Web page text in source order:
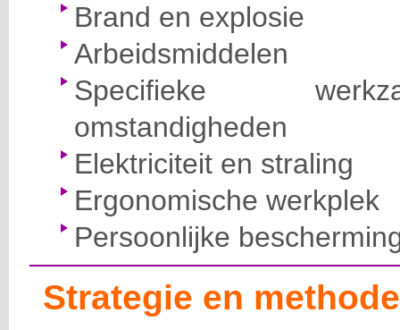
Brand en explosie
Arbeidsmiddelen
Specifieke
omstandigheden
Elektriciteit en straling
Ergonomische werkplek
Persoonlijke
Strategie en